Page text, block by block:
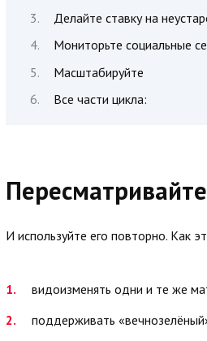
Делайте ставку на
Мониторьте социальные
Масштабируйте
Все части цикла:
И используйте его повторно. Как
видоизменять одни и те же
поддерживать